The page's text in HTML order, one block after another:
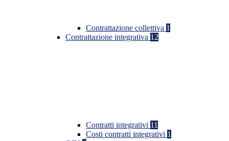
Contrattazione collettiva 1
Contrattazione integrativa 12
Contratti integrativi 11
Costi contratti integrativi 1